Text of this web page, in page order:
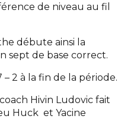
de niveau au fil
débute ainsi la
sept de base correct.
2 à la fin de la période.
Hivin Ludovic fait
Huck et Yacine